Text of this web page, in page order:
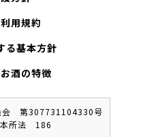
用規約
る基本方針
酒の特徴
会 第307731104330号
所法 186